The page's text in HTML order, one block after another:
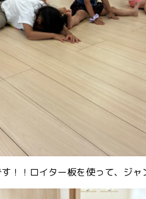
！！ロイター板を使って、ジャ